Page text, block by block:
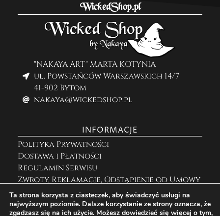
WickedShop.pl
"NAKAYA ART" MARTA KOTYNIA
ul. Powstańców Warszawskich 14/7
41-902 Bytom
nakaya@wickedshop.pl
INFORMACJE
Polityka Prywatności
Dostawa i Płatności
Regulamin Serwisu
Zwroty, Reklamacje, Odstąpienie od Umowy
ZNAJDZIESZ MNIE NA
Ta strona korzysta z ciasteczek, aby świadczyć usługi na
najwyższym poziomie. Dalsze korzystanie ze strony oznacza, że
zgadzasz się na ich użycie. Możesz dowiedzieć się więcej o tym,